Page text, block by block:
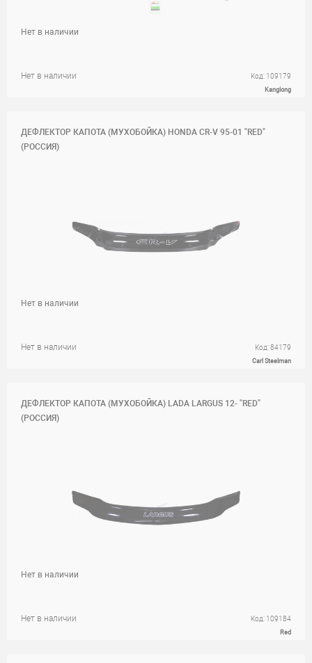
Нет в наличии Код: 109179
Kanglong
Нет в наличии
ДЕФЛЕКТОР КАПОТА (МУХОБОЙКА) HONDA CR-V 95-01 "RED"
(РОССИЯ)
Нет в наличии Код: 84179
Carl Steelman
Нет в наличии
ДЕФЛЕКТОР КАПОТА (МУХОБОЙКА) LADA LARGUS 12- "RED"
(РОССИЯ)
Нет в наличии Код: 109184
Red
Нет в наличии